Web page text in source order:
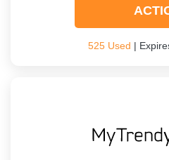
525 Used |